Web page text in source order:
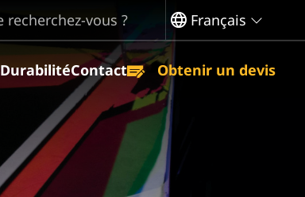
Français
DurabilitéContact Obtenir un devis